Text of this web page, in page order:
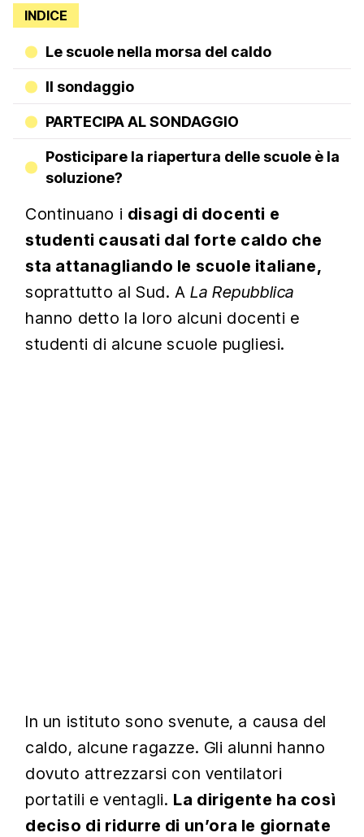
INDICE
Le scuole nella morsa del caldo
Il sondaggio
PARTECIPA AL SONDAGGIO
Posticipare la riapertura delle scuole è la
soluzione?
Continuano i disagi di docenti e
studenti causati dal forte caldo che
sta attanagliando le scuole italiane,
soprattutto al Sud. A La Repubblica
hanno detto la loro alcuni docenti e
studenti di alcune scuole pugliesi.
In un istituto sono svenute, a causa del
caldo, alcune ragazze. Gli alunni hanno
dovuto attrezzarsi con ventilatori
portatili e ventagli. La dirigente ha così
deciso di ridurre di un’ora le giornate